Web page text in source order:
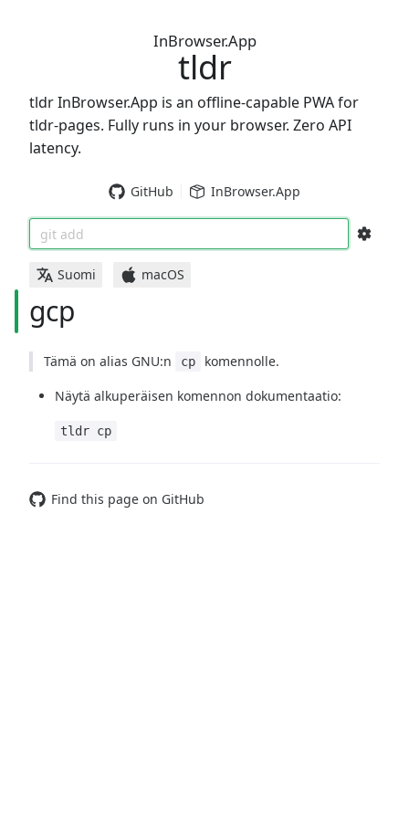
InBrowser.App
tldr
tldr InBrowser.App is an offline-capable PWA for
tldr-pages. Fully runs in your browser. Zero API
latency.
GitHub InBrowser.App
git add
Suomi macOS
gcp
Tämä on alias GNU:n cp
komennolle.
Näytä alkuperäisen komennon dokumentaatio:
tldr cp
Find this page on GitHub